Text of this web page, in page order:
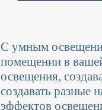
С умным
помещении в
освещения,
создавать разные
эффектов